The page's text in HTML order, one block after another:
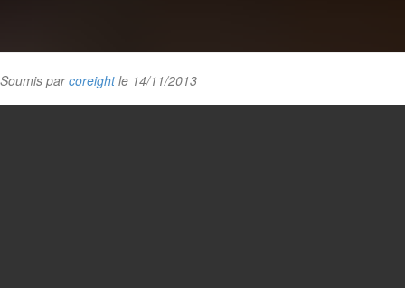
Soumis parcoreightle 14/11/2013